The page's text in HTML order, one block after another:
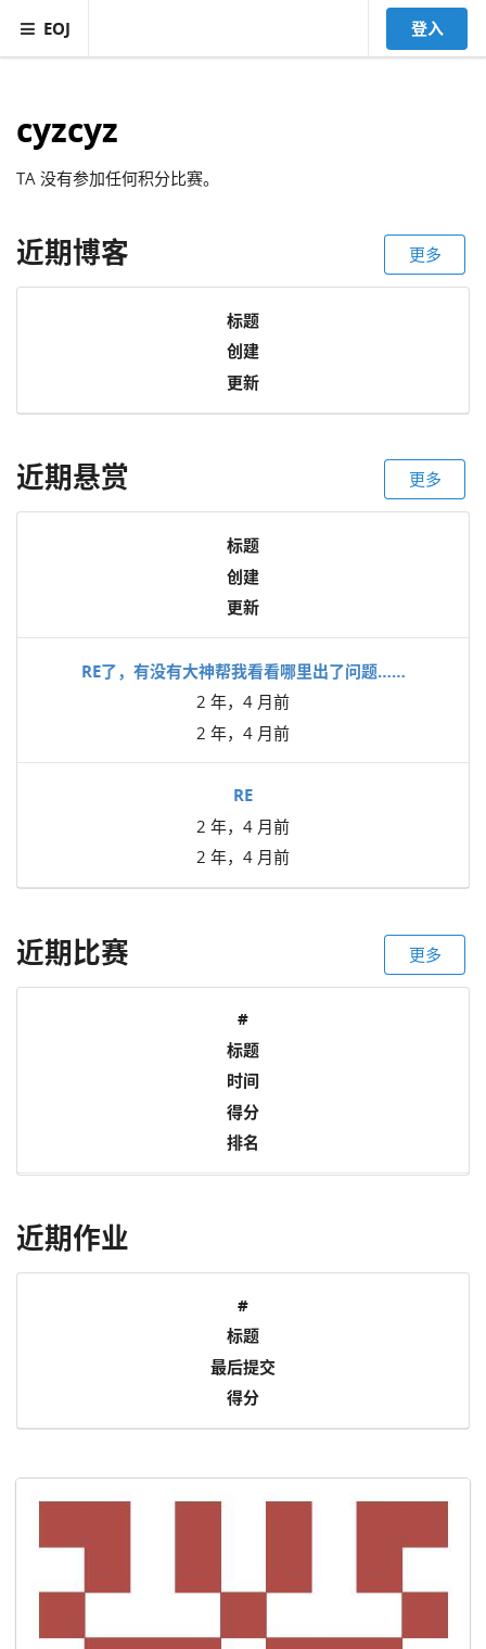
EOJ 登入
cyzcyz
TA 没有参加任何积分比赛。
近期博客 更多
标题
创建
更新
近期悬赏 更多
标题
创建
更新
RE了，有没有大神帮我看看哪里出了问题……
2 年，4 月前
2 年，4 月前
RE
2 年，4 月前
2 年，4 月前
近期比赛 更多
#
标题
时间
得分
排名
近期作业
#
标题
最后提交
得分